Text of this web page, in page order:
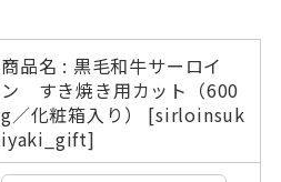
商品名 : 黒毛和牛サーロイ
ン すき焼き用カット（600
g／化粧箱入り） [sirloinsuk
iyaki_gift]